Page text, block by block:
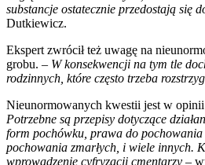
substancje ostatecznie przedostają się
Dutkiewicz.
Ekspert zwrócił też uwagę na
grobu. – W konsekwencji na tym tle
rodzinnych, które często trzeba
Nieunormowanych kwestii jest w
Potrzebne są przepisy dotyczące
form pochówku, prawa do pochowania
pochowania zmarłych, i wiele innych.
wprowadzenie cyfryzacji cmentarzy –